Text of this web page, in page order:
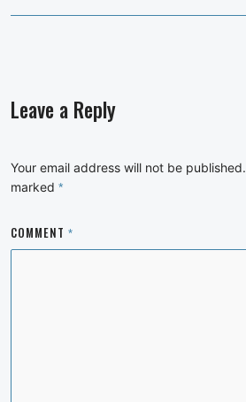
Leave a Reply
Your email address will not be published.
marked *
COMMENT *